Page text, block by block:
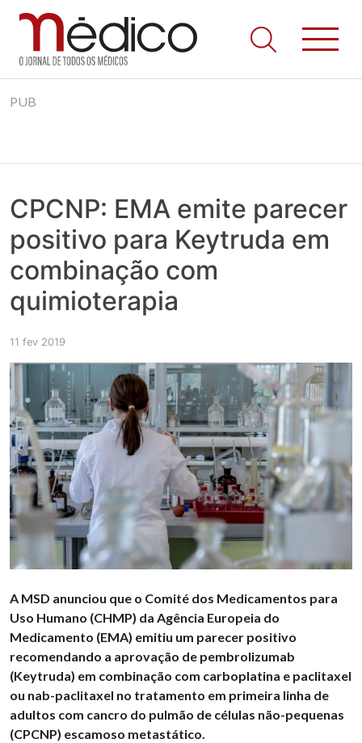
to
Jornal Médico
Médico – O Jornal de Todos os Médicos. Onde as notícias
realmente contam! Tudo o que se passa na Saúde!
PUB
CPCNP: EMA emite parecer
positivo para Keytruda em
combinação com
quimioterapia
11 fev 2019
A MSD anunciou que o Comité dos Medicamentos para
Uso Humano (CHMP) da Agência Europeia do
Medicamento (EMA) emitiu um parecer positivo
recomendando a aprovação de pembrolizumab
(Keytruda) em combinação com carboplatina e paclitaxel
ou nab-paclitaxel no tratamento em primeira linha de
adultos com cancro do pulmão de células não-pequenas
(CPCNP) escamoso metastático.